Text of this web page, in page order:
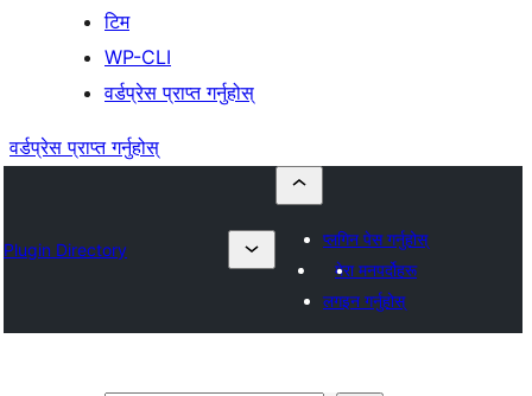
टिम
WP-CLI
वर्डप्रेस प्राप्त गर्नुहोस्
वर्डप्रेस प्राप्त गर्नुहोस्
Plugin Directory
प्लगिन पेस गर्नुहोस्
मेरा मनपर्दोहरू
लगइन गर्नुहोस्